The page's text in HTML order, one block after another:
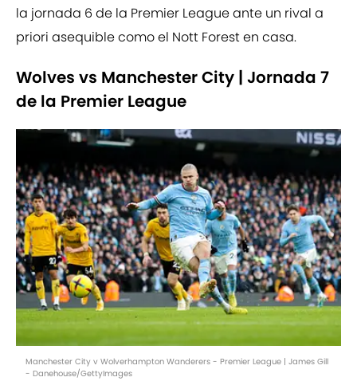
la jornada 6 de la Premier League ante un rival a
priori asequible como el Nott Forest en casa.
Wolves vs Manchester City | Jornada 7
de la Premier League
Manchester City v Wolverhampton Wanderers - Premier League | James Gill
- Danehouse/GettyImages